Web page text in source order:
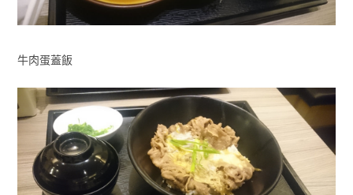
牛肉蛋蓋飯